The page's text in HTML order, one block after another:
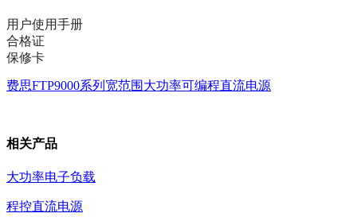
用户使用手册
合格证
保修卡
费思FTP9000系列宽范围大功率可编程直流电源
相关产品
大功率电子负载
程控直流电源